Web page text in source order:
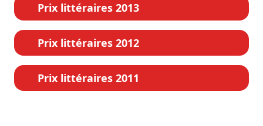
Prix littéraires 2013
Prix littéraires 2012
Prix littéraires 2011